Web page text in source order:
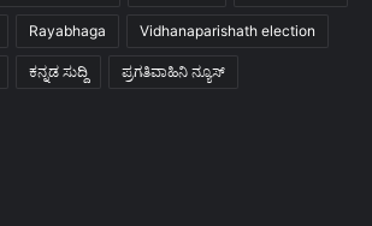
Rayabhaga Vidhanaparishath election
ಕನ್ನಡ ಸುದ್ದಿ ಪ್ರಗತಿವಾಹಿನಿ ನ್ಯೂಸ್